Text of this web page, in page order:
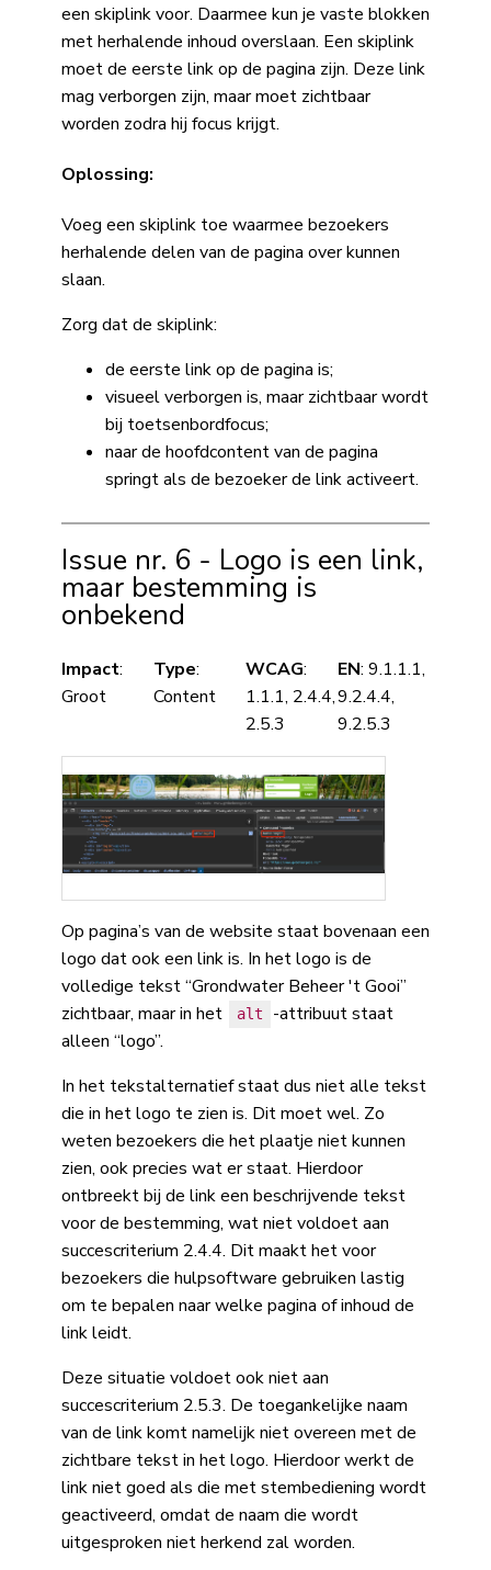
een skiplink voor. Daarmee kun je vaste blokken
met herhalende inhoud overslaan. Een skiplink
moet de eerste link op de pagina zijn. Deze link
mag verborgen zijn, maar moet zichtbaar
worden zodra hij focus krijgt.
Oplossing:
Voeg een skiplink toe waarmee bezoekers
herhalende delen van de pagina over kunnen
slaan.
Zorg dat de skiplink:
de eerste link op de pagina is;
visueel verborgen is, maar zichtbaar wordt
bij toetsenbordfocus;
naar de hoofdcontent van de pagina
springt als de bezoeker de link activeert.
Issue nr. 6 - Logo is een link,
maar bestemming is
onbekend
Impact:
Groot
Type:
Content
WCAG:
1.1.1, 2.4.4,
2.5.3
EN: 9.1.1.1,
9.2.4.4,
9.2.5.3
Op pagina’s van de website staat bovenaan een
logo dat ook een link is. In het logo is de
volledige tekst “Grondwater Beheer 't Gooi”
zichtbaar, maar in het
alt
-attribuut staat
alleen “logo”.
In het tekstalternatief staat dus niet alle tekst
die in het logo te zien is. Dit moet wel. Zo
weten bezoekers die het plaatje niet kunnen
zien, ook precies wat er staat. Hierdoor
ontbreekt bij de link een beschrijvende tekst
voor de bestemming, wat niet voldoet aan
succescriterium 2.4.4. Dit maakt het voor
bezoekers die hulpsoftware gebruiken lastig
om te bepalen naar welke pagina of inhoud de
link leidt.
Deze situatie voldoet ook niet aan
succescriterium 2.5.3. De toegankelijke naam
van de link komt namelijk niet overeen met de
zichtbare tekst in het logo. Hierdoor werkt de
link niet goed als die met stembediening wordt
geactiveerd, omdat de naam die wordt
uitgesproken niet herkend zal worden.